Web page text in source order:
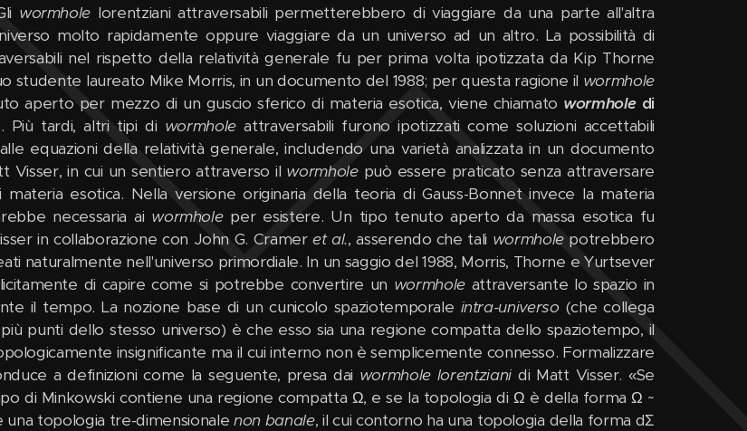
wormhole lorentziani attraversabili permetterebbero di viaggiare da una parte all'altra
molto rapidamente oppure viaggiare da un universo ad un altro. La possibilità di
nel rispetto della relatività generale fu per prima volta ipotizzata da Kip Thorne
studente laureato Mike Morris, in un documento del 1988; per questa ragione il wormhole
aperto per mezzo di un guscio sferico di materia esotica, viene chiamato wormholedi
. Più tardi, altri tipi di wormhole attraversabili furono ipotizzati come soluzioni accettabili
equazioni della relatività generale, includendo una varietà analizzata in un documento
Visser, in cui un sentiero attraverso il wormholepuò essere praticato senza attraversare
esotica. Nella versione originaria della teoria di Gauss-Bonnet invece la materia
necessaria ai wormholeper esistere. Un tipo tenuto aperto da massa esotica fu
in collaborazione con John G. Crameret al., asserendo che tali wormholepotrebbero
naturalmente nell'universo primordiale. In un saggio del 1988, Morris, Thorne e Yurtsever
di capire come si potrebbe convertire un wormhole attraversante lo spazio in
il tempo. La nozione base di un cunicolo spaziotemporale intra-universo (che collega
punti dello stesso universo) è che esso sia una regione compatta dello spaziotempo, il
insignificante ma il cui interno non è semplicemente connesso. Formalizzare
a definizioni come la seguente, presa dai wormhole lorentziani di Matt Visser. «Se
di Minkowski contiene una regione compatta Ω, e se la topologia di Ω è della forma Ω ~
una topologia tre-dimensionale non banale, il cui contorno ha una topologia della forma dΣ